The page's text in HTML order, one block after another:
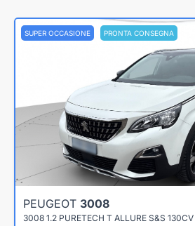
SUPER OCCASIONE PRONTA CONSEGNA
PEUGEOT 3008
3008 1.2 PURETECH T ALLURE S&S 130CV